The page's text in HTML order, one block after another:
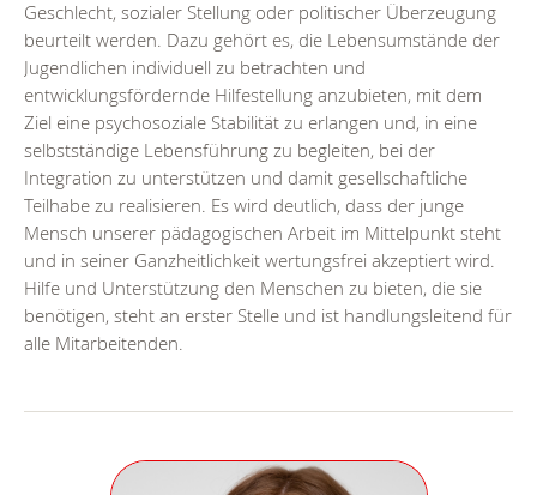
Geschlecht, sozialer Stellung oder politischer Überzeugung
beurteilt werden. Dazu gehört es, die Lebensumstände der
Jugendlichen individuell zu betrachten und
entwicklungsfördernde Hilfestellung anzubieten, mit dem
Ziel eine psychosoziale Stabilität zu erlangen und, in eine
selbstständige Lebensführung zu begleiten, bei der
Integration zu unterstützen und damit gesellschaftliche
Teilhabe zu realisieren. Es wird deutlich, dass der junge
Mensch unserer pädagogischen Arbeit im Mittelpunkt steht
und in seiner Ganzheitlichkeit wertungsfrei akzeptiert wird.
Hilfe und Unterstützung den Menschen zu bieten, die sie
benötigen, steht an erster Stelle und ist handlungsleitend für
alle Mitarbeitenden.